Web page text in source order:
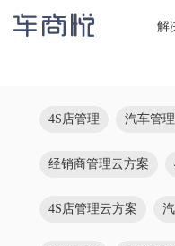
 解
当前位置：首页/ 新能源汽
4S店管理 汽车管
经销商管理云方案
4S店管理云方案